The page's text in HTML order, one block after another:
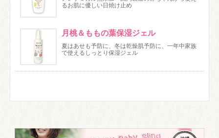
るお肌に優しい日焼け止め
月桃＆ももの葉保湿ジェル
夏はあせも予防に、冬は乾燥肌予防に、一年中家族
で使えるしっとり保湿ジェル